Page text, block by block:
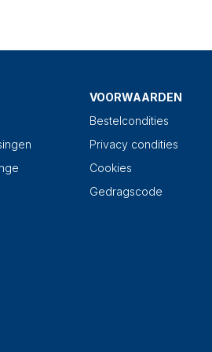
VOORWAARDEN
Bestelcondities
Privacy condities
Cookies
Gedragscode